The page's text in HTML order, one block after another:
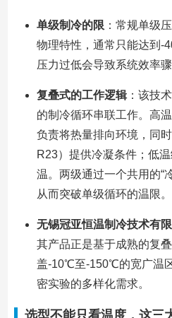
单级制冷的限 ：常规单级
物理特性，通常只能达到-
压力过低会导致系统效率骤
复叠式的工作逻辑：该技
的制冷循环串联工作。高
负责将热量排向环境，同
R23）提供冷凝条件；低
温。两级通过一个共用的“
从而突破单级循环的温限。
无锡冠亚恒温制冷技术有限
其产品正是基于成熟的复
盖-10℃至-150℃的宽广温
密实验的多样化需求。